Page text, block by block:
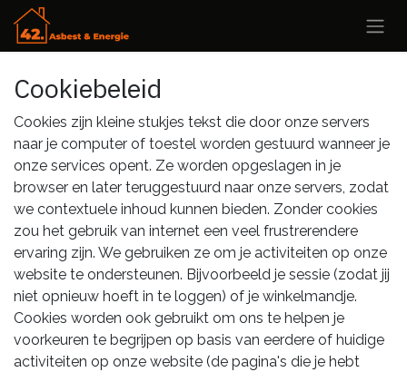
Overslaan naar inhoud
Cookiebeleid
Cookies zijn kleine stukjes tekst die door onze servers
naar je computer of toestel worden gestuurd wanneer je
onze services opent. Ze worden opgeslagen in je
browser en later teruggestuurd naar onze servers, zodat
we contextuele inhoud kunnen bieden. Zonder cookies
zou het gebruik van internet een veel frustrerendere
ervaring zijn. We gebruiken ze om je activiteiten op onze
website te ondersteunen. Bijvoorbeeld je sessie (zodat jij
niet opnieuw hoeft in te loggen) of je winkelmandje.
Cookies worden ook gebruikt om ons te helpen je
voorkeuren te begrijpen op basis van eerdere of huidige
activiteiten op onze website (de pagina's die je hebt